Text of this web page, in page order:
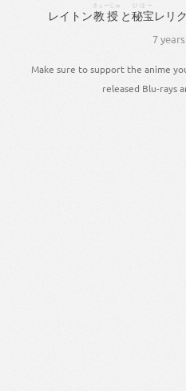
レイトン教授
きょーじゅ
と秘宝
ひほー
レリ
7
Make sure to support the anime
released Blu-rays